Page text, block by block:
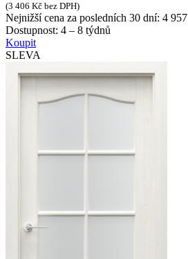
(3 406 Kč bez DPH)
Nejnižší cena za posledních 30 dní: 4 957
Dostupnost: 4 – 8 týdnů
Koupit
SLEVA